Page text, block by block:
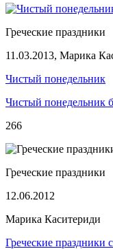
Греческие праздники
11.03.2013, Марика
Чистый понедельник
Чистый понедельник
266
Греческие праздники
12.06.2012
Марика Каситериди
Греческие праздники